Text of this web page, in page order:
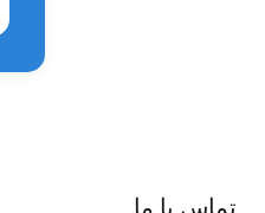
تماس با ما